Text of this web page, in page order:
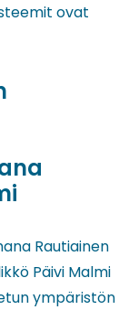
ovat
Rautiainen
Päivi Malmi
ympäristön